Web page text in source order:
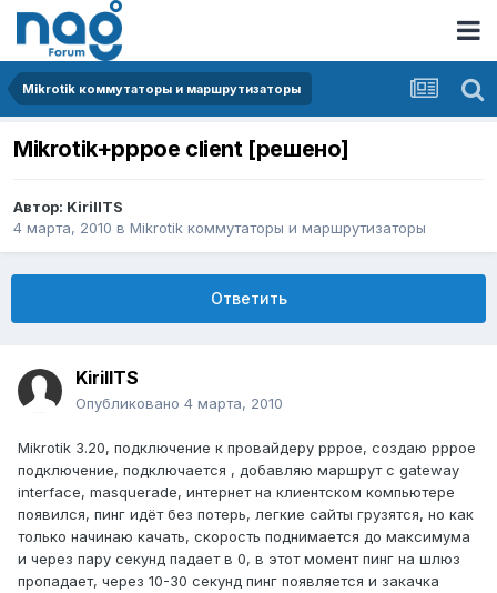
Mikrotik коммутаторы и маршрутизаторы
Mikrotik+pppoe client [решено]
Автор: KirillTS
4 марта, 2010 в Mikrotik коммутаторы и маршрутизаторы
Ответить
KirillTS
Опубликовано 4 марта, 2010
Mikrotik 3.20, подключение к провайдеру pppoe, создаю pppoe
подключение, подключается , добавляю маршрут с gateway
interface, masquerade, интернет на клиентском компьютере
появился, пинг идёт без потерь, легкие сайты грузятся, но как
только начинаю качать, скорость поднимается до максимума
и через пару секунд падает в 0, в этот момент пинг на шлюз
пропадает, через 10-30 секунд пинг появляется и закачка